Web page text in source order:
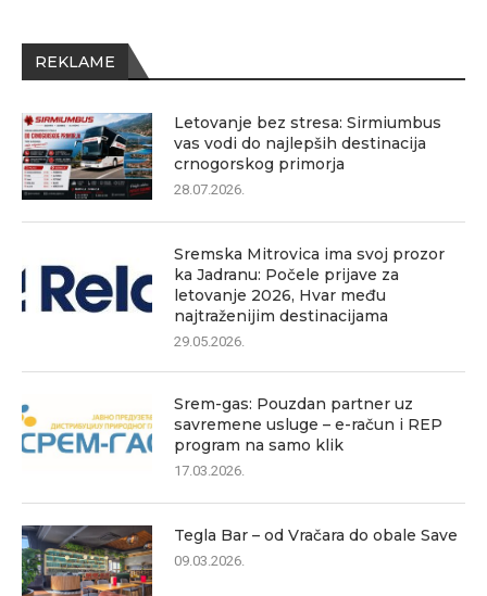
REKLAME
Letovanje bez stresa: Sirmiumbus
vas vodi do najlepših destinacija
crnogorskog primorja
28.07.2026.
Sremska Mitrovica ima svoj prozor
ka Jadranu: Počele prijave za
letovanje 2026, Hvar među
najtraženijim destinacijama
29.05.2026.
Srem-gas: Pouzdan partner uz
savremene usluge – e-račun i REP
program na samo klik
17.03.2026.
Tegla Bar – od Vračara do obale Save
09.03.2026.